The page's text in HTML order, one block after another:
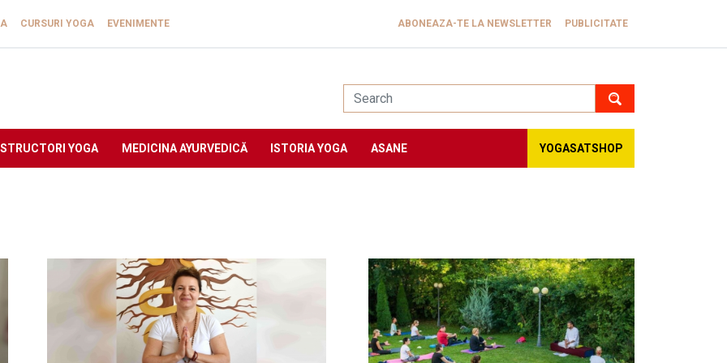
CURSURI YOGA EVENIMENTE ABONEAZA-TE LA NEWSLETTER PUBLICITATE
YOGA MEDICINA AYURVEDICĂ ISTORIA YOGA ASANE YOGASATSHOP
Image